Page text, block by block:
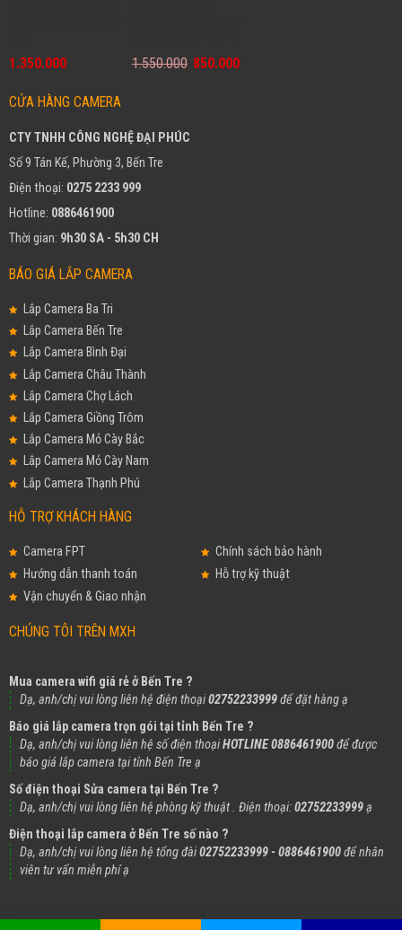
1.350.000 1.550.000 850.000
CỬA HÀNG CAMERA
CTY TNHH CÔNG NGHỆ ĐẠI PHÚC
Số 9 Tán Kế, Phường 3, Bến Tre
Điện thoại: 0275 2233 999
Hotline: 0886461900
Thời gian: 9h30 SA - 5h30 CH
BÁO GIÁ LẮP CAMERA
Lắp Camera Ba Tri
Lắp Camera Bến Tre
Lắp Camera Bình Đại
Lắp Camera Châu Thành
Lắp Camera Chợ Lách
Lắp Camera Giồng Trôm
Lắp Camera Mỏ Cày Bắc
Lắp Camera Mỏ Cày Nam
Lắp Camera Thạnh Phú
HỖ TRỢ KHÁCH HÀNG
Camera FPT
Chính sách bảo hành
Hướng dẫn thanh toán
Hỗ trợ kỹ thuật
Vận chuyển & Giao nhận
CHÚNG TÔI TRÊN MXH
Mua camera wifi giá rẻ ở Bến Tre ?
Dạ, anh/chị vui lòng liên hệ điện thoại02752233999để đặt hàng ạ
Báo giá lắp camera trọn gói tại tỉnh Bến Tre ?
Dạ, anh/chị vui lòng liên hệ số điện thoạiHOTLINE 0886461900để được
báo giá lắp camera tại tỉnh Bến Tre ạ
Số điện thoại Sửa camera tại Bến Tre ?
Dạ, anh/chị vui lòng liên hệ phòng kỹ thuật . Điện thoại:02752233999ạ
Điện thoại lắp camera ở Bến Tre số nào ?
Dạ, anh/chị vui lòng liên hệ tổng đài02752233999 - 0886461900để nhân
viên tư vấn miễn phí ạ